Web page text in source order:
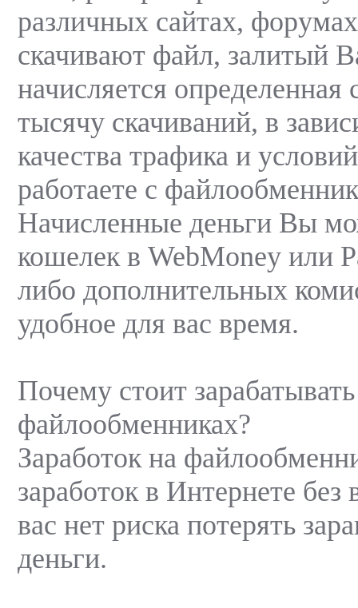
различных сайтах,
скачивают файл, залитый
начисляется определенная
тысячу скачиваний, в
качества трафика и
работаете с
Начисленные деньги Вы
кошелек в WebMoney или
либо дополнительных
удобное для вас время.
Почему стоит
файлообменниках?
Заработок на
заработок в Интернете без
вас нет риска потерять
деньги.